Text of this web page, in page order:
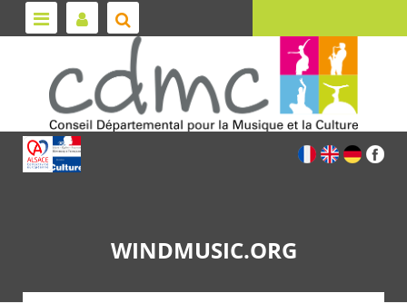
WINDMUSIC.ORG